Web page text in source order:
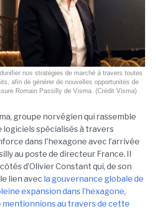
nos stratégies de marché à travers toutes
afin de générer de nouvelles opportunités de
Romain Passilly de Visma. (Crédit Visma)
groupe norvégien qui rassemble
logiciels spécialisés à travers
dans l'hexagone avec l’arrivée
au poste de directeur France. Il
d’Olivier Constant qui, de son
lien avec la gouvernance globale de
expansion dans l’hexagone,
mentionnions au travers de cette